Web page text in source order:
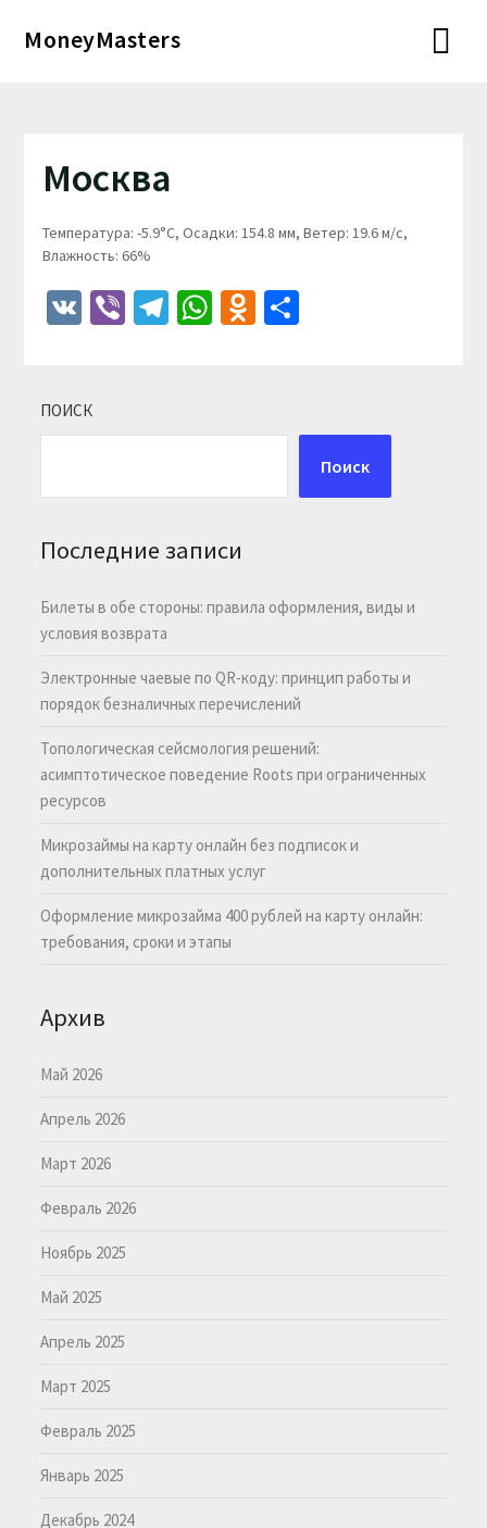
MoneyMasters
Москва
Температура: -5.9°C, Осадки: 154.8 мм, Ветер: 19.6 м/с,
Влажность: 66%
VKViberTelegram
WhatsApp
Odnoklassniki
Отправить
ПОИСК
Поиск
Последние записи
Билеты в обе стороны: правила оформления, виды и
условия возврата
Электронные чаевые по QR-коду: принцип работы и
порядок безналичных перечислений
Топологическая сейсмология решений:
асимптотическое поведение Roots при ограниченных
ресурсов
Микрозаймы на карту онлайн без подписок и
дополнительных платных услуг
Оформление микрозайма 400 рублей на карту онлайн:
требования, сроки и этапы
Архив
Май 2026
Апрель 2026
Март 2026
Февраль 2026
Ноябрь 2025
Май 2025
Апрель 2025
Март 2025
Февраль 2025
Январь 2025
Декабрь 2024